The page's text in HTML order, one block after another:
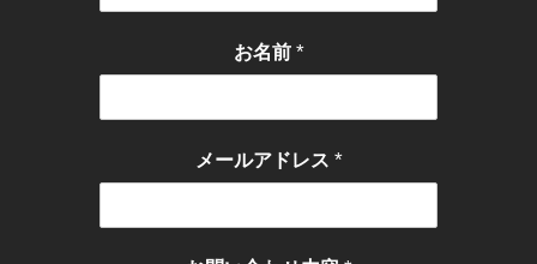
お名前 *
メールアドレス *